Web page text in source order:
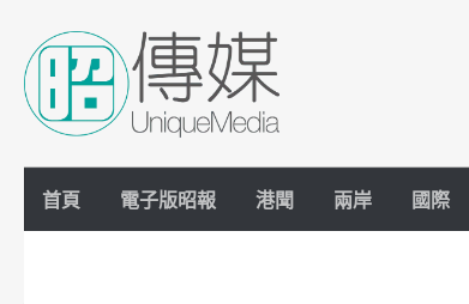
Skip to content
首頁 電子版昭報 港聞 兩岸 國際